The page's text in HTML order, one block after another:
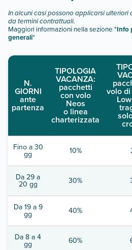
In alcuni casi possono applicarsi
da termini contrattuali.
Maggiori informazioni nella sezione "Info
generali"
N.
GIORNI
ante
partenza
TIPOLOGIA
VACANZA:
pacchetti
con volo
Neos
o linea
charterizzata
volo
Fino a 30
gg 10%
Da 29 a
20 gg 30%
Da 19 a 9
gg 40%
Da 8 a 4
gg 60%